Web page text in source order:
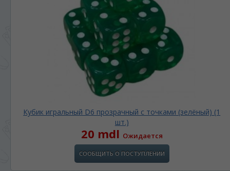
Кубик игральный D6 прозрачный с точками (зелёный) (1
шт.)
20 mdl Ожидается
СООБЩИТЬ О ПОСТУПЛЕНИИ